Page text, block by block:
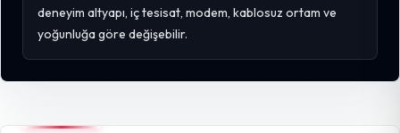
deneyim altyapı, iç tesisat, modem, kablosuz ortam ve
yoğunluğa göre değişebilir.